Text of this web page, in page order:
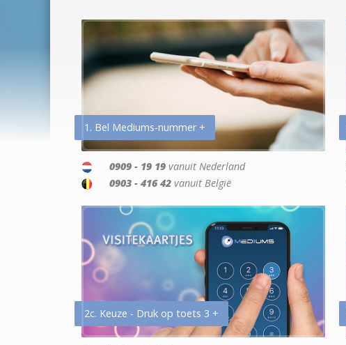
1. Bel Mediums-nummer +
0909 - 19 19 vanuit Nederland
0903 - 416 42 vanuit België
2c. Keuze - Druk op toets 3 +